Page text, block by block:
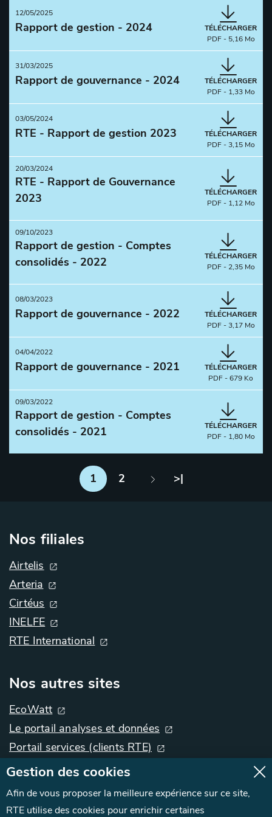
12/05/2025
Rapport de gestion - 2024
TÉLÉCHARGER
PDF - 5,16 Mo
31/03/2025
Rapport de gouvernance - 2024
TÉLÉCHARGER
PDF - 1,33 Mo
03/05/2024
RTE - Rapport de gestion 2023
TÉLÉCHARGER
PDF - 3,15 Mo
20/03/2024
RTE - Rapport de Gouvernance
2023
TÉLÉCHARGER
PDF - 1,12 Mo
09/10/2023
Rapport de gestion - Comptes
consolidés - 2022
TÉLÉCHARGER
PDF - 2,35 Mo
08/03/2023
Rapport de gouvernance - 2022
TÉLÉCHARGER
PDF - 3,17 Mo
04/04/2022
Rapport de gouvernance - 2021
TÉLÉCHARGER
PDF - 679 Ko
09/03/2022
Rapport de gestion - Comptes
consolidés - 2021
TÉLÉCHARGER
PDF - 1,80 Mo
1 2 Page suivante
>|Dernière page
Gestion des cookies
Afin de vous proposer la meilleure expérience sur ce site,
RTE utilise des cookies pour enrichir certaines
Nos filiales
Airtelis
Arteria
Cirtéus
INELFE
RTE International
Nos autres sites
EcoWatt
Le portail analyses et données
Portail services (clients RTE)
Contact